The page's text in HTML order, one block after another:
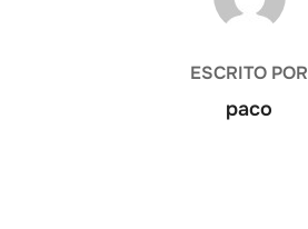
ESCRITO POR
paco